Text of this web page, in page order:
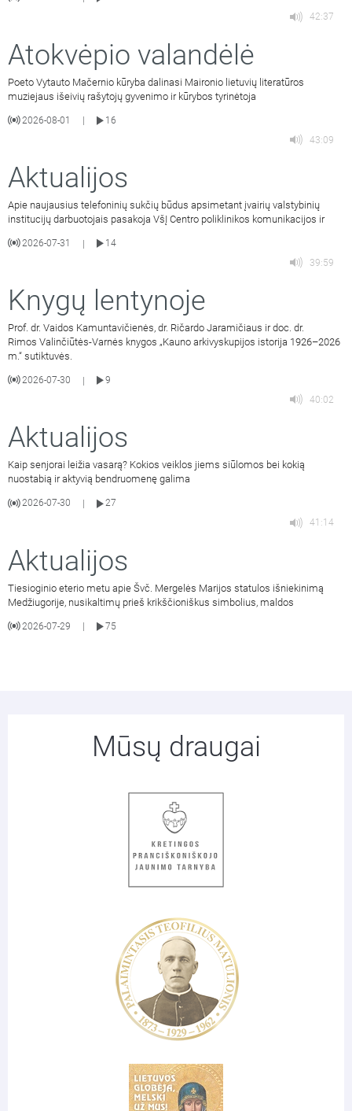
42:37
Atokvėpio valandėlė
Poeto Vytauto Mačernio kūryba dalinasi Maironio lietuvių literatūros
muziejaus išeivių rašytojų gyvenimo ir kūrybos tyrinėtoja
2026-08-01
16
43:09
Aktualijos
Apie naujausius telefoninių sukčių būdus apsimetant įvairių valstybinių
institucijų darbuotojais pasakoja VšĮ Centro poliklinikos komunikacijos ir
2026-07-31 |
14
39:59
Knygų lentynoje
Prof. dr. Vaidos Kamuntavičienės, dr. Ričardo Jaramičiaus ir doc. dr.
Rimos Valinčiūtės-Varnės knygos „Kauno arkivyskupijos istorija 1926–2026
m.“ sutiktuvės.
2026-07-30 |
9
40:02
Aktualijos
Kaip senjorai leižia vasarą? Kokios veiklos jiems siūlomos bei kokią
nuostabią ir aktyvią bendruomenę galima
2026-07-30
27
41:14
Aktualijos
Tiesioginio eterio metu apie Švč. Mergelės Marijos statulos išniekinimą
Medžiugorije, nusikaltimų prieš krikščioniškus simbolius, maldos
2026-07-29 75
Mūsų draugai